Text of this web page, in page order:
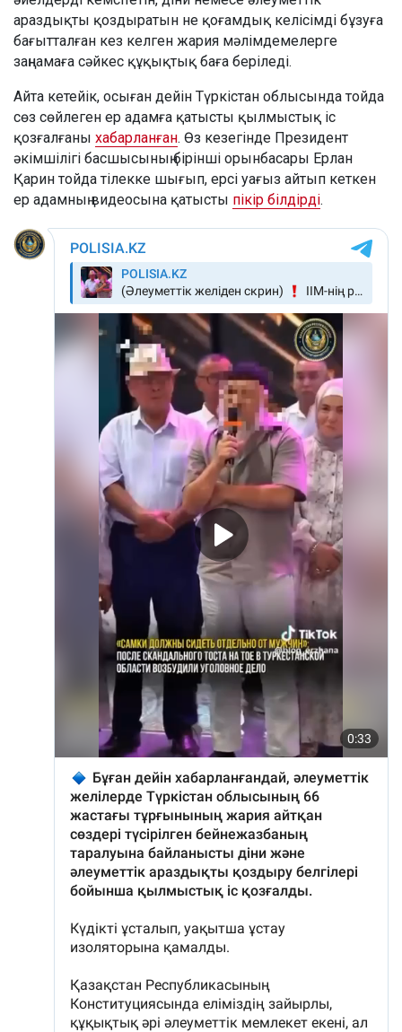
араздықты қоздыратын не қоғамдық келісімді бұзуға
бағытталған кез келген жария мәлімдемелерге
заңнамаға сәйкес құқықтық баға беріледі.
Айта кетейік, осыған дейін Түркістан облысында тойда
сөз сөйлеген ер адамға қатысты қылмыстық іс
қозғалғаны хабарланған. Өз кезегінде Президент
әкімшілігі басшысының бірінші орынбасары Ерлан
Қарин тойда тілекке шығып, ерсі уағыз айтып кеткен
ер адамның видеосына қатысты пікір білдірді.